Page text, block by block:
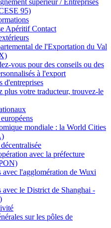
95)
Apéritif Contact
de l'Exportation du Val
vous pour des conseils ou des
à l'export
d'entreprises
plus votre traducteur, trouvez-le
mondiale : la World Cities
avec la préfecture
avec l'agglomération de Wuxi
avec le District de Shanghai -
sur les pôles de